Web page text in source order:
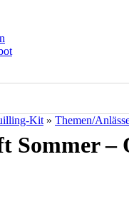
Kit » Themen/
Sommer